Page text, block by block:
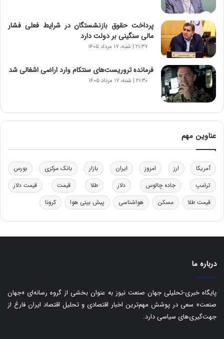
ن‌
خ
و
د
ر
و
ب
ر
ا
ی
ت
و
ل
د
خ
و
د
ر
و
ی
ک
ی
ف
ی
پرداخت حقوق بازنشستگان در شرایط فعلی فشار
مالی سنگینی بر دولت دارد
۲۱:۳۷ | شنبه، ۱۷ مرداد ۱۴۰۵
فرمانده تروریست‌های سنتکام وارد اراضی اشغالی شد
۲۱:۳۰ | شنبه، ۱۷ مرداد ۱۴۰۵
عناوین مهم
آمریکا ارز امروز ایران بازار بانک مرکزی
بورس
ترامپ
جاده چالوس دلار طلا قیمت
قیمت دلار
قیمت طلا
مسکن هواشناسی پیش بینی هوا کرونا
درباره ما
پایگاه خبری-تحلیلی جهان صنعت نیوز به عنوان بخشی از گروه رسانه‌ای «جهان
صنعت» سعی در پوشش مهم‌ترین اخبار اقتصادی و تحلیل اقتصاد ایران فارغ از
جهت‌گیری‌های سیاسی دارد.